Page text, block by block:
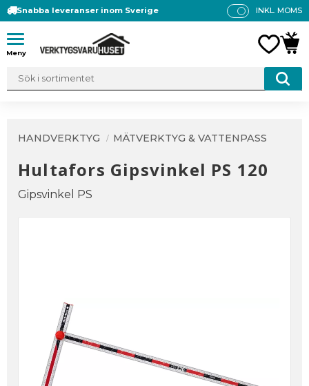
Meny
Snabba leveranser inom Sverige
P
A
INKL. MOMS
HANDVERKTYG MÄTVERKTYG & VATTENPASS
Hultafors Gipsvinkel PS 120
Gipsvinkel PS